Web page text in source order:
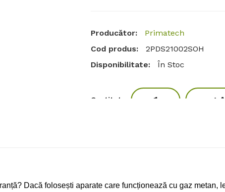
Producător:
Primatech
Cod produs:
2PDS21002SOH
Disponibilitate:
În Stoc
Cantitate
Dacă folosești aparate care funcționează cu gaz metan,